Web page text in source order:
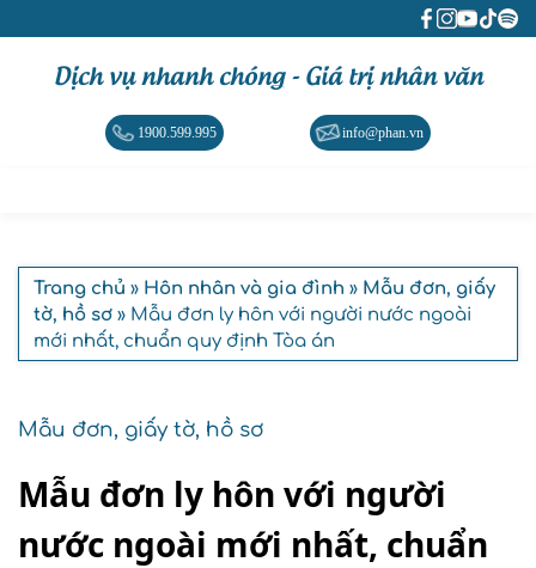
Dịch vụ nhanh chóng - Giá trị nhân văn
1900.599.995 info@phan.vn
Trang chủ » Hôn nhân và gia đình » Mẫu đơn, giấy
tờ, hồ sơ » Mẫu đơn ly hôn với người nước ngoài
mới nhất, chuẩn quy định Tòa án
Mẫu đơn, giấy tờ, hồ sơ
Mẫu đơn ly hôn với người
nước ngoài mới nhất, chuẩn